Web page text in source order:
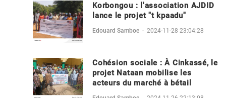
Korbongou : l'association AJDID
lance le projet "t kpaadu"
Edouard Samboe - 2024-11-28 23:04:28
Cohésion sociale : À Cinkassé, le
projet Nataan mobilise les
acteurs du marché à bétail